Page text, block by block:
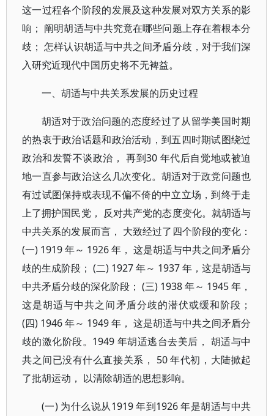
这一过程各个阶段的发展及这种发展对双方关系的影
响； 阐明胡适与中共究竟在哪些问题上存在着根本分
歧； 怎样认识胡适与中共之间矛盾分歧，对于我们深
入研究近现代中国历史将不无裨益。
一、胡适与中共关系发展的历史过程
胡适对于政治问题的态度经过了从留学美国时期
的热衷于政治话题和政治活动，到五四时期试图绕过
政治和发誓不谈政治， 再到30 年代后自觉地或被迫
地一直参与政治这么几次变化。胡适对于政党问题也
有过试图保持或表现不偏不倚的中立立场，到终于走
上了拥护国民党， 反对共产党的态度变化。就胡适与
中共关系的发展而言， 大致经过了四个阶段的变化：
(一) 1919 年～ 1926 年， 这是胡适与中共之间矛盾分
歧的生成阶段； (二) 1927 年～ 1937 年，这是胡适与
中共矛盾分歧的深化阶段； (三) 1938 年～ 1945 年，
这是胡适与中共之间矛盾分歧的潜伏或缓和阶段；
(四) 1946 年～ 1949 年， 这是胡适与中共之间矛盾分
歧的激化阶段。1949 年胡适逃台去美后， 胡适与中
共之间已没有什么直接关系， 50 年代初，大陆掀起
了批胡运动， 以清除胡适的思想影响。
(一) 为什么说从1919 年到1926 年是胡适与中共